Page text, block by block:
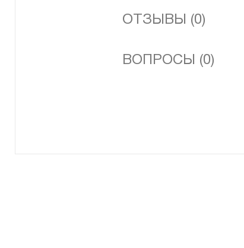
ОТЗЫВЫ (0)
ВОПРОСЫ (0)